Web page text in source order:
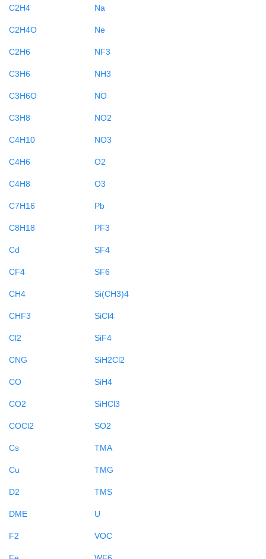
C2H4
C2H4O
C2H6
C3H6
C3H6O
C3H8
C4H10
C4H6
C4H8
C7H16
C8H18
Cd
CF4
CH4
CHF3
Cl2
CNG
CO
CO2
COCl2
Cs
Cu
D2
DME
F2
Na
Ne
NF3
NH3
NO
NO2
NO3
O2
O3
Pb
PF3
SF4
SF6
Si(CH3)4
SiCl4
SiF4
SiH2Cl2
SiH4
SiHCl3
SO2
TMA
TMG
TMS
U
VOC